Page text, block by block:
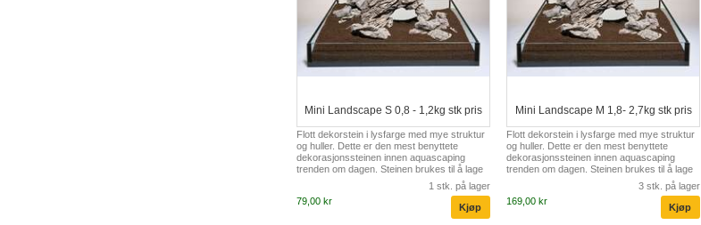
Mini Landscape S 0,8 - 1,2kg stk pris
Flott dekorstein i lysfarge med mye struktur
og huller. Dette er den mest benyttete
dekorasjonssteinen innen aquascaping
trenden om dagen. Steinen brukes til å lage
fjellformasjoner og spennende innredninger i
1 stk. på lager
79,00 kr
Mini Landscape M 1,8- 2,7kg stk pris
Flott dekorstein i lysfarge med mye struktur
og huller. Dette er den mest benyttete
dekorasjonssteinen innen aquascaping
trenden om dagen. Steinen brukes til å lage
fjellformasjoner og spennende innredninger i
3 stk. på lager
169,00 kr